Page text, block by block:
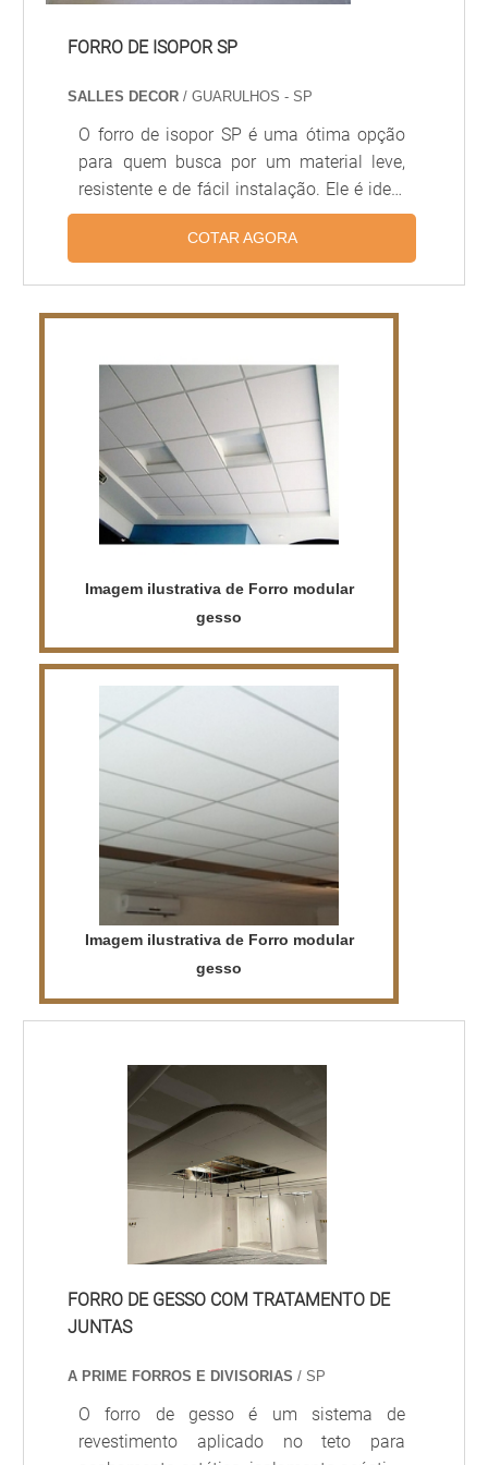
FORRO DE ISOPOR SP
SALLES DECOR/ GUARULHOS - SP
O forro de isopor SP é uma ótima opção
para quem busca por um material leve,
resistente e de fácil instalação. Ele é ideal
para uso em ambientes internos, pois
possui excelente isolamento térmico e
com materiais de alta qualidade, o que
longo do tempo. Além disso, é possível
encontrar diversas opções de cores e
texturas, para que você possa escolher a
que melhor se adapta ao seu projeto.
COTAR AGORA
Imagem ilustrativa de Forro modular
gesso
Imagem ilustrativa de Forro modular
gesso
FORRO DE GESSO COM TRATAMENTO DE
JUNTAS
A PRIME FORROS E DIVISORIAS / SP
O forro de gesso é um sistema de
revestimento aplicado no teto para